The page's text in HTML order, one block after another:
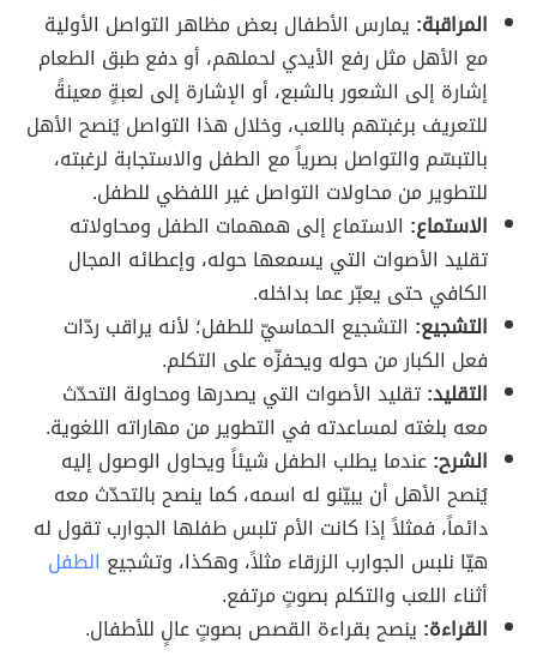
المراقبة: يمارس الأطفال بعض مظاهر التواصل الأولية
مع الأهل مثل رفع الأيدي لحملهم، أو دفع طبق الطعام
إشارة إلى الشعور بالشبع، أو الإشارة إلى لعبةٍ معينةً
للتعريف برغبتهم باللعب، وخلال هذا التواصل يُنصح الأهل
بالتبسّم والتواصل بصرياً مع الطفل والاستجابة لرغبته،
للتطوير من محاولات التواصل غير اللفظي للطفل.
الاستماع: الاستماع إلى همهمات الطفل ومحاولاته
تقليد الأصوات التي يسمعها حوله، وإعطائه المجال
الكافي حتى يعبّر عما بداخله.
التشجيع: التشجيع الحماسيّ للطفل؛ لأنه يراقب ردّات
فعل الكبار من حوله ويحفزّه على التكلم.
التقليد:تقليد الأصوات التي يصدرها ومحاولة التحدّث
معه بلغته لمساعدته في التطوير من مهاراته اللغوية.
الشرح:عندما يطلب الطفل شيئاً ويحاول الوصول إليه
يُنصح الأهل أن يبيّنو له اسمه، كما ينصح بالتحدّث معه
دائماً، فمثلاً إذا كانت الأم تلبس طفلها الجوارب تقول له
هيّا نلبس الجوارب الزرقاء مثلاً، وهكذا، وتشجيع الطفل
أثناء اللعب والتكلم بصوتٍ مرتفع.
القراءة: ينصح بقراءة القصص بصوتٍ عالٍ للأطفال.